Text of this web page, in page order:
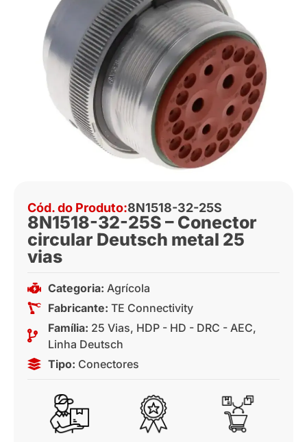
Cód. do Produto:8N1518-32-25S
8N1518-32-25S – Conector
circular Deutsch metal 25
vias
Categoria: Agrícola
Fabricante: TE Connectivity
Família: 25 Vias, HDP - HD - DRC - AEC,
Linha Deutsch
Tipo: Conectores